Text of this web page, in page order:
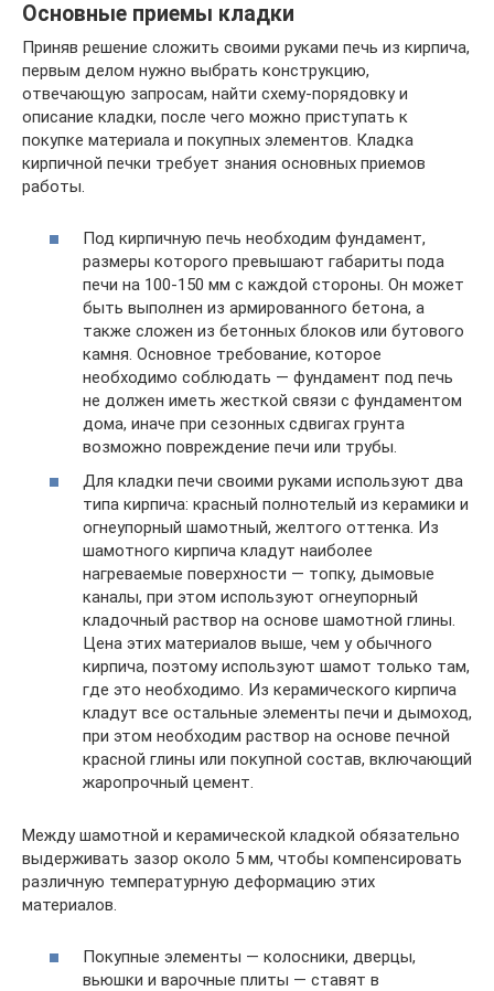
Основные приемы кладки
Приняв решение сложить своими руками печь из кирпича,
первым делом нужно выбрать конструкцию,
отвечающую запросам, найти схему-порядовку и
описание кладки, после чего можно приступать к
покупке материала и покупных элементов. Кладка
кирпичной печки требует знания основных приемов
работы.
Под кирпичную печь необходим фундамент,
размеры которого превышают габариты пода
печи на 100-150 мм с каждой стороны. Он может
быть выполнен из армированного бетона, а
также сложен из бетонных блоков или бутового
камня. Основное требование, которое
необходимо соблюдать — фундамент под печь
не должен иметь жесткой связи с фундаментом
дома, иначе при сезонных сдвигах грунта
возможно повреждение печи или трубы.
Для кладки печи своими руками используют два
типа кирпича: красный полнотелый из керамики и
огнеупорный шамотный, желтого оттенка. Из
шамотного кирпича кладут наиболее
нагреваемые поверхности — топку, дымовые
каналы, при этом используют огнеупорный
кладочный раствор на основе шамотной глины.
Цена этих материалов выше, чем у обычного
кирпича, поэтому используют шамот только там,
где это необходимо. Из керамического кирпича
кладут все остальные элементы печи и дымоход,
при этом необходим раствор на основе печной
красной глины или покупной состав, включающий
жаропрочный цемент.
Между шамотной и керамической кладкой обязательно
выдерживать зазор около 5 мм, чтобы компенсировать
различную температурную деформацию этих
материалов.
Покупные элементы — колосники, дверцы,
вьюшки и варочные плиты — ставят в